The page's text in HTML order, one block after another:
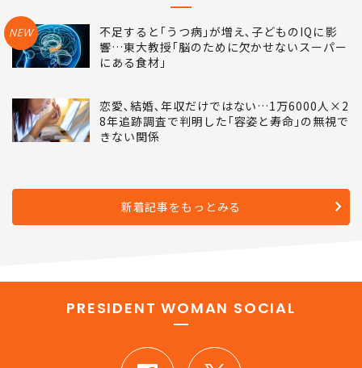
NEW
不足すると｢うつ病｣が増え､子どものIQに影
響…東大教授｢脳のために欠かせないスーパー
にある食材｣
恋愛､結婚､年収だけではない…1万6000人×2
8年追跡調査で判明した｢容姿と寿命｣の無視で
きない関係
新着記事をもっとみる
PRESIDENT WOMAN SOCIAL